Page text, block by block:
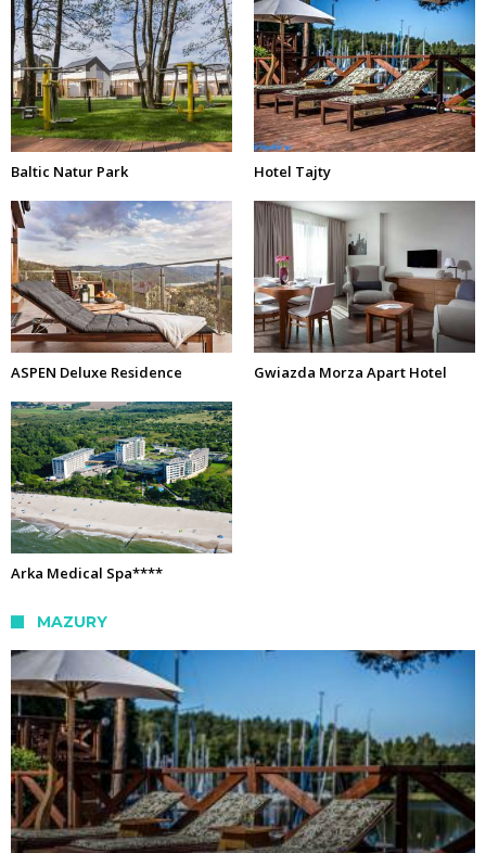
Baltic Natur Park Hotel Tajty
ASPEN Deluxe Residence Gwiazda Morza Apart Hotel
Arka Medical Spa****
MAZURY